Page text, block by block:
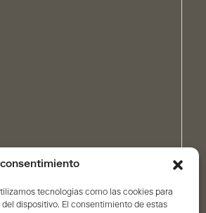
tecnologías como las cookies para
dispositivo. El consentimiento de estas